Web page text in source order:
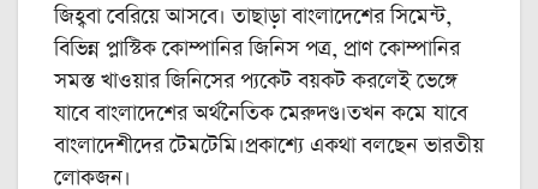
জিহ্ববা বেরিয়ে আসবে। তাছাড়া বাংলাদেশের সিমেন্ট,
বিভিন্ন প্লাস্টিক কোম্পানির জিনিস পত্র, প্রাণ কোম্পানির
সমস্ত খাওয়ার জিনিসের প্যকেট বয়কট করলেই ভেঙ্গে
যাবে বাংলাদেশের অর্থনৈতিক মেরুদণ্ড।তখন কমে যাবে
বাংলাদেশীদের টেমটেমি।প্রকাশ্যে একথা বলছেন ভারতীয়
লোকজন।